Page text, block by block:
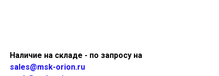
Наличие на складе - по запросу на
sales@msk-orion.ru